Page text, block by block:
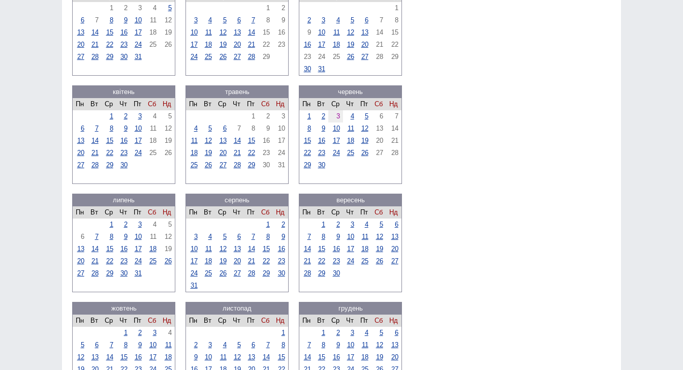
1
2 3 4
5
6
7 8 9 10 11
12
13
14 15 16 17 18
19
20
21 22 23 24 25
26
27
28 29 30 31
1
2
3
4 5 6 7 8
9
10
11 12 13 14 15
16
17
18 19 20 21 22
23
24
25 26 27 28 29
1
2
3 4 5 6 7
8
9
10 11 12 13 14
15
16
17 18 19 20 21
22
23
24 25 26 27 28
29
30
31
квітень
Пн
Вт Ср Чт Пт Сб
Нд
1
2 3 4
5
6
7 8 9 10 11
12
13
14 15 16 17 18
19
20
21 22 23 24 25
26
27
28 29 30
травень
Пн
Вт Ср Чт Пт Сб
Нд
1
2
3
4
5 6 7 8 9
10
11
12 13 14 15 16
17
18
19 20 21 22 23
24
25
26 27 28 29 30 31
червень
Пн
Вт Ср Чт Пт Сб
Нд
1
2 3 4 5 6
7
8
9 10 11 12 13
14
15
16 17 18 19 20
21
22
23 24 25 26 27
28
29
30
липень
Пн
Вт Ср Чт Пт Сб
Нд
1
2 3 4
5
6
7 8 9 10 11
12
13
14 15 16 17 18
19
20
21 22 23 24 25
26
27
28 29 30 31
серпень
Пн
Вт Ср Чт Пт Сб
Нд
1
2
3
4 5 6 7 8
9
10
11 12 13 14 15
16
17
18 19 20 21 22
23
24
25 26 27 28 29
30
31
вересень
Пн
Вт Ср Чт Пт Сб
Нд
1
2 3 4 5
6
7
8 9 10 11 12
13
14
15 16 17 18 19
20
21
22 23 24 25 26
27
28
29 30
жовтень
Пн
Вт Ср Чт Пт Сб
Нд
1
2 3
4
5
6 7 8 9 10
11
12
13 14 15 16 17
18
листопад
Пн
Вт Ср Чт Пт Сб
Нд
1
2
3 4 5 6 7
8
9
10 11 12 13 14
15
грудень
Пн
Вт Ср Чт Пт Сб
Нд
1
2 3 4 5
6
7
8 9 10 11 12
13
14
15 16 17 18 19
20